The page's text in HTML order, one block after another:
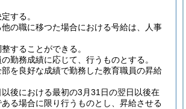
する。
の職に移つた場合における号給は、人事
することができる。
勤務成績に応じて、行うものとする。
を良好な成績で勤務した教育職員の昇給
後における最初の3月31日の翌日以後在
る場合に限り行うものとし、昇給させる